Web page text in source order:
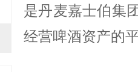
是丹麦嘉士伯集
经营啤酒资产的